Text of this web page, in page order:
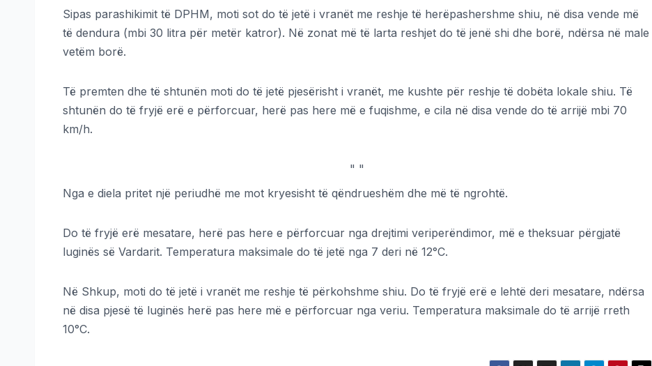
Sipas parashikimit të DPHM, moti sot do të jetë i vranët me reshje të herëpashershme shiu, në disa vende më
të dendura (mbi 30 litra për metër katror). Në zonat më të larta reshjet do të jenë shi dhe borë, ndërsa në male
vetëm borë.
Të premten dhe të shtunën moti do të jetë pjesërisht i vranët, me kushte për reshje të dobëta lokale shiu. Të
shtunën do të fryjë erë e përforcuar, herë pas here më e fuqishme, e cila në disa vende do të arrijë mbi 70
km/h.
" "
Nga e diela pritet një periudhë me mot kryesisht të qëndrueshëm dhe më të ngrohtë.
Do të fryjë erë mesatare, herë pas here e përforcuar nga drejtimi veriperëndimor, më e theksuar përgjatë
luginës së Vardarit. Temperatura maksimale do të jetë nga 7 deri në 12°C.
Në Shkup, moti do të jetë i vranët me reshje të përkohshme shiu. Do të fryjë erë e lehtë deri mesatare, ndërsa
në disa pjesë të luginës herë pas here më e përforcuar nga veriu. Temperatura maksimale do të arrijë rreth
10°C.